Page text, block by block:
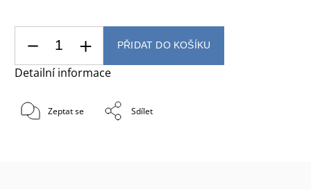
PŘIDAT DO KOŠÍKU
Detailní informace
Zeptat se Sdílet